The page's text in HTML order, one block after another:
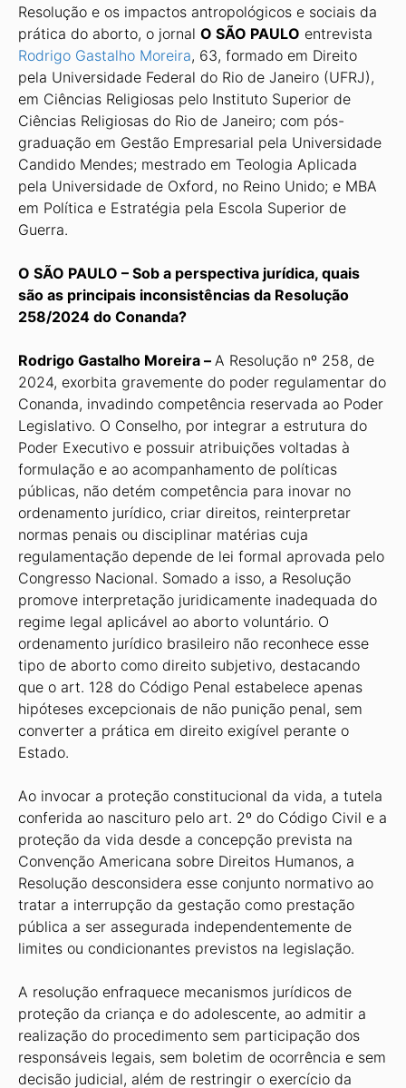
Resolução e os impactos antropológicos e sociais da
prática do aborto, o jornal O SÃO PAULO entrevista
Rodrigo Gastalho Moreira, 63, formado em Direito
pela Universidade Federal do Rio de Janeiro (UFRJ),
em Ciências Religiosas pelo Instituto Superior de
Ciências Religiosas do Rio de Janeiro; com pós-
graduação em Gestão Empresarial pela Universidade
Candido Mendes; mestrado em Teologia Aplicada
pela Universidade de Oxford, no Reino Unido; e MBA
em Política e Estratégia pela Escola Superior de
Guerra.
O SÃO PAULO – Sob a perspectiva jurídica, quais
são as principais inconsistências da Resolução
258/2024 do Conanda?
Rodrigo Gastalho Moreira – A Resolução nº 258, de
2024, exorbita gravemente do poder regulamentar do
Conanda, invadindo competência reservada ao Poder
Legislativo. O Conselho, por integrar a estrutura do
Poder Executivo e possuir atribuições voltadas à
formulação e ao acompanhamento de políticas
públicas, não detém competência para inovar no
ordenamento jurídico, criar direitos, reinterpretar
normas penais ou disciplinar matérias cuja
regulamentação depende de lei formal aprovada pelo
Congresso Nacional. Somado a isso, a Resolução
promove interpretação juridicamente inadequada do
regime legal aplicável ao aborto voluntário. O
ordenamento jurídico brasileiro não reconhece esse
tipo de aborto como direito subjetivo, destacando
que o art. 128 do Código Penal estabelece apenas
hipóteses excepcionais de não punição penal, sem
converter a prática em direito exigível perante o
Estado.
Ao invocar a proteção constitucional da vida, a tutela
conferida ao nascituro pelo art. 2º do Código Civil e a
proteção da vida desde a concepção prevista na
Convenção Americana sobre Direitos Humanos, a
Resolução desconsidera esse conjunto normativo ao
tratar a interrupção da gestação como prestação
pública a ser assegurada independentemente de
limites ou condicionantes previstos na legislação.
A resolução enfraquece mecanismos jurídicos de
proteção da criança e do adolescente, ao admitir a
realização do procedimento sem participação dos
responsáveis legais, sem boletim de ocorrência e sem
decisão judicial, além de restringir o exercício da